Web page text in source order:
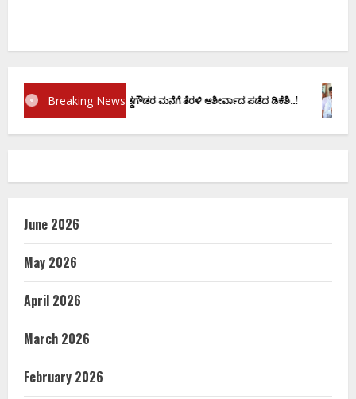
Breaking News
ವಚನಕ್ಕೂ ಮುನ್ನ ದೊಡ್ಡಗೌಡರ ಮನೆಗೆ ತೆರಳಿ ಆಶೀರ್ವಾದ ಪಡೆದ ಡಿಕೆಶಿ..! ಡಿ.ಕೆ
June 2026
May 2026
April 2026
March 2026
February 2026